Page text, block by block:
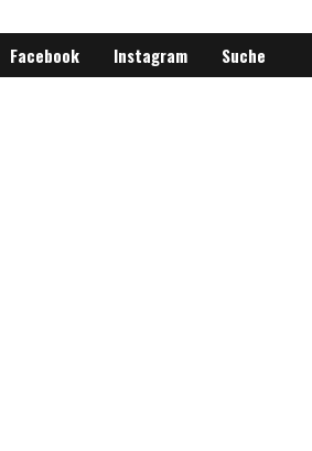
Facebook Instagram Suche